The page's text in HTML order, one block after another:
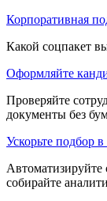
Корпоративная
Какой соцпакет
Оформляйте
Проверяйте
документы без
Ускорьте подбор
Автоматизируйте
собирайте